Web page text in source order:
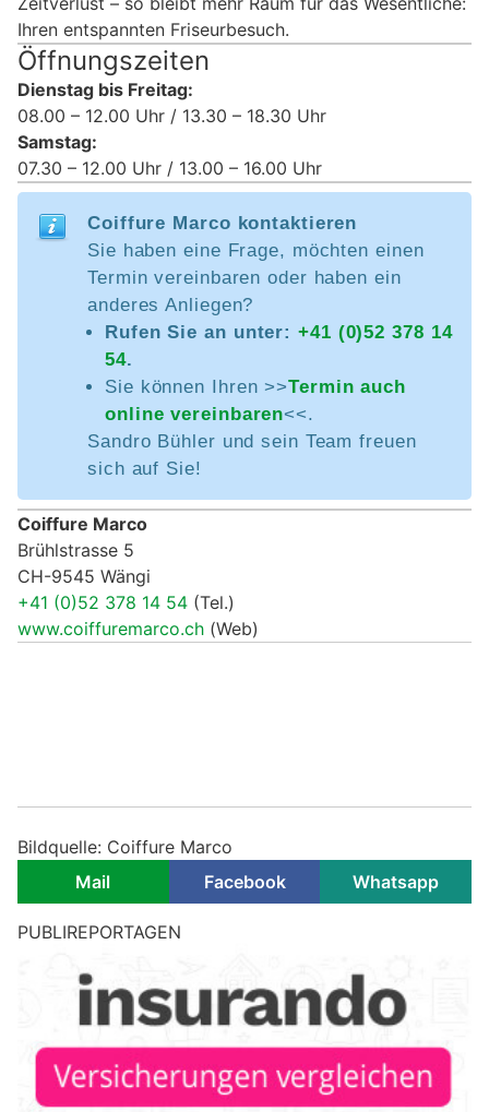
Ihren entspannten Friseurbesuch.
Öffnungszeiten
Dienstag bis Freitag:
08.00 – 12.00 Uhr / 13.30 – 18.30 Uhr
Samstag:
07.30 – 12.00 Uhr / 13.00 – 16.00 Uhr
Coiffure Marco kontaktieren
Sie haben eine Frage, möchten einen
Termin vereinbaren oder haben ein
anderes Anliegen?
Rufen Sie an unter: +41 (0)52 378 14
54.
Sie können Ihren >>Termin auch
online vereinbaren<<.
Sandro Bühler und sein Team freuen
sich auf Sie!
Coiffure Marco
Brühlstrasse 5
CH-9545 Wängi
+41 (0)52 378 14 54 (Tel.)
www.coiffuremarco.ch (Web)
Bildquelle: Coiffure Marco
Mail
Facebook Whatsapp
PUBLIREPORTAGEN